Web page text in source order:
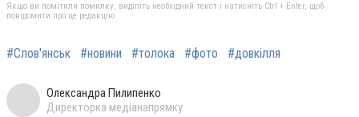
Якщо ви помітили помилку, виділіть необхідний текст і натисніть Ctrl + Enter, щоб
повідомити про це редакцію
#Слов'янськ #новини #толока #фото #довкілля
Олександра Пилипенко
Директорка медіанапрямку